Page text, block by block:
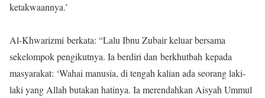
ketakwaannya.’
Al-Khwarizmi berkata: “Lalu Ibnu Zubair keluar bersama
sekelompok pengikutnya. Ia berdiri dan berkhutbah kepada
masyarakat: ‘Wahai manusia, di tengah kalian ada seorang laki-
laki yang Allah butakan hatinya. Ia merendahkan Aisyah Ummul